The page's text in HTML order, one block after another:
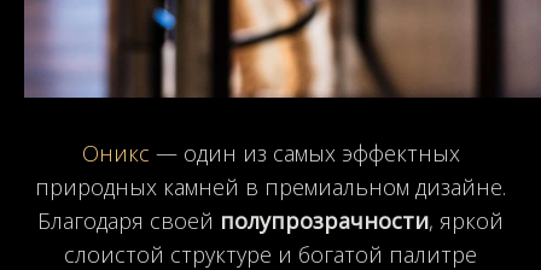
Оникс — один из самых эффектных
природных камней в премиальном дизайне.
Благодаря своей полупрозрачности, яркой
слоистой структуре и богатой палитре